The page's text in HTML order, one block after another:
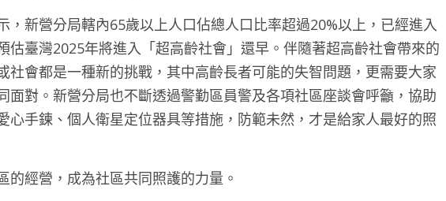
，新營分局轄內65歲以上人口佔總人口比率超過20%以上，已經進入
估臺灣2025年將進入「超高齡社會」還早。伴隨著超高齡社會帶來的
社會都是一種新的挑戰，其中高齡長者可能的失智問題，更需要大家
面對。新營分局也不斷透過警勤區員警及各項社區座談會呼籲，協助
心手鍊、個人衛星定位器具等措施，防範未然，才是給家人最好的照
的經營，成為社區共同照護的力量。